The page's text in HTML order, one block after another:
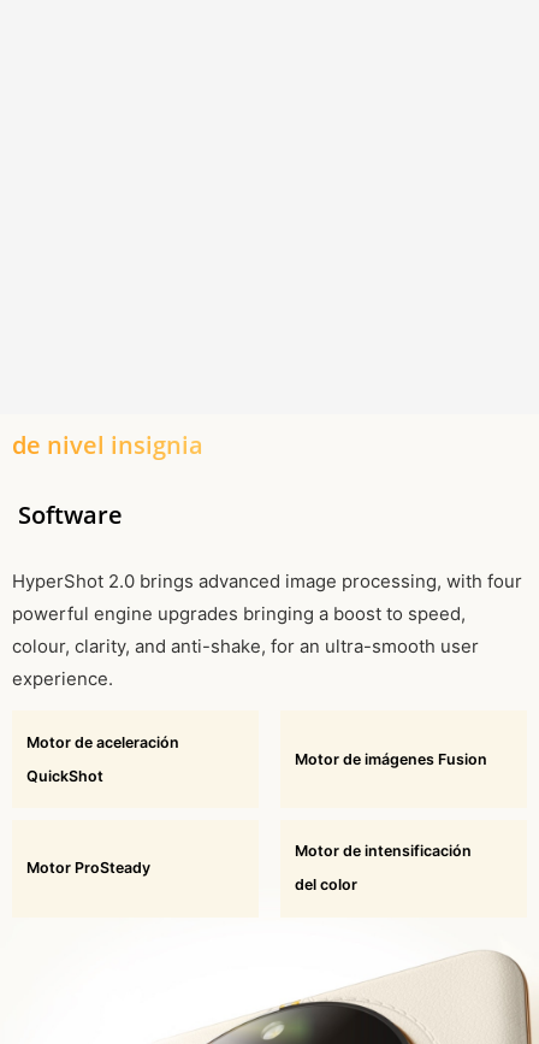
de nivel insignia
Software
HyperShot 2.0 brings advanced image processing, with four
powerful engine upgrades bringing a boost to speed,
colour, clarity, and anti-shake, for an ultra-smooth user
experience.
Motor de aceleración
QuickShot
Motor de imágenes Fusion
Motor ProSteady
Motor de intensificación
del color